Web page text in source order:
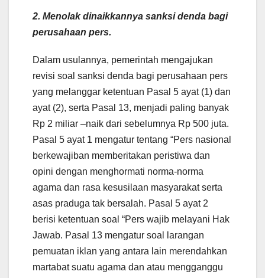
2. Menolak dinaikkannya sanksi denda bagi
perusahaan pers.
Dalam usulannya, pemerintah mengajukan
revisi soal sanksi denda bagi perusahaan pers
yang melanggar ketentuan Pasal 5 ayat (1) dan
ayat (2), serta Pasal 13, menjadi paling banyak
Rp 2 miliar –naik dari sebelumnya Rp 500 juta.
Pasal 5 ayat 1 mengatur tentang “Pers nasional
berkewajiban memberitakan peristiwa dan
opini dengan menghormati norma-norma
agama dan rasa kesusilaan masyarakat serta
asas praduga tak bersalah. Pasal 5 ayat 2
berisi ketentuan soal “Pers wajib melayani Hak
Jawab. Pasal 13 mengatur soal larangan
pemuatan iklan yang antara lain merendahkan
martabat suatu agama dan atau mengganggu